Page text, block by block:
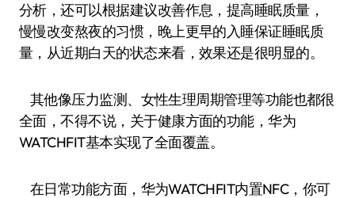
分析，还可以根据建议改善作息，提高睡眠质量，
慢慢改变熬夜的习惯，晚上更早的入睡保证睡眠质
量，从近期白天的状态来看，效果还是很明显的。
其他像压力监测、女性生理周期管理等功能也都很
全面，不得不说，关于健康方面的功能，华为
WATCHFIT基本实现了全面覆盖。
在日常功能方面，华为WATCHFIT内置NFC，你可